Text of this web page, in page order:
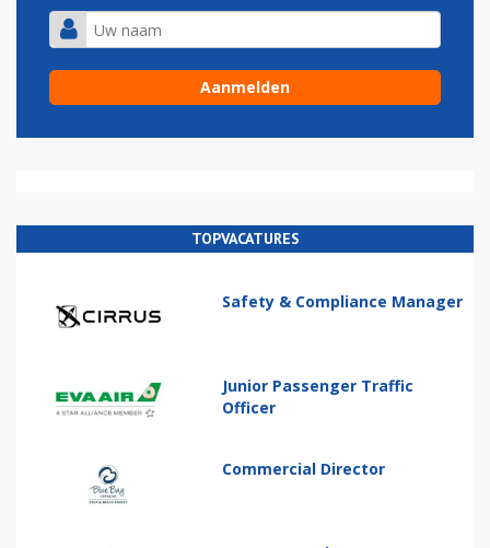
TOPVACATURES
Safety & Compliance Manager
Junior Passenger Traffic
Officer
Commercial Director